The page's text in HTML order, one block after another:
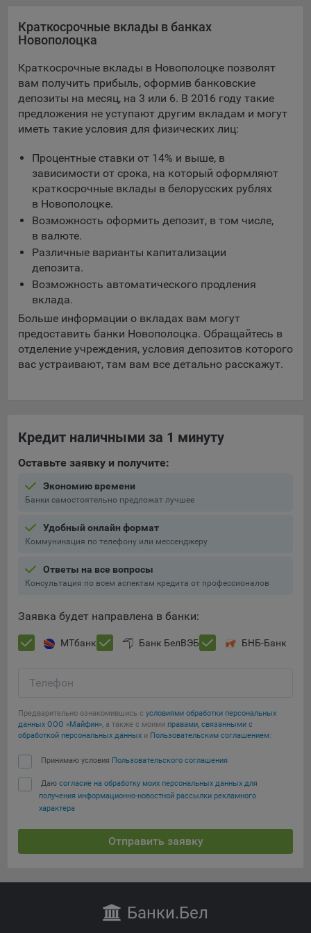
сервис показа контекстной рекламы. Адрес: Yandex
Europe AG, Werftestrasse 4, CH-6005 Luzern, Switzerland.
предоставляемый компанией Google Ireland Ltd, Gordon
House Barrow Street Dublin 4, D04E5W5 Ireland.
Сохранить мои изменения
Сохранить по умолчанию
Краткосрочные вклады в банках
Новополоцка
Краткосрочные вклады в Новополоцке позволят
вам получить прибыль, оформив банковские
депозиты на месяц, на 3 или 6. В 2016 году такие
предложения не уступают другим вкладам и могут
иметь такие условия для физических лиц:
Процентные ставки от 14% и выше, в
зависимости от срока, на который оформляют
краткосрочные вклады в белорусских рублях
в Новополоцке.
Возможность оформить депозит, в том числе,
в валюте.
Различные варианты капитализации
депозита.
Возможность автоматического продления
вклада.
Больше информации о вкладах вам могут
предоставить банки Новополоцка. Обращайтесь в
отделение учреждения, условия депозитов которого
вас устраивают, там вам все детально расскажут.
Кредит наличными за 1 минуту
Оставьте заявку и получите:
Экономию времени
Банки самостоятельно предложат лучшее
Удобный онлайн формат
Коммуникация по телефону или мессенджеру
Ответы на все вопросы
Консультация по всем аспектам кредита от профессионалов
Заявка будет направлена в банки:
МТбанк Банк БелВЭБ БНБ-Банк
Телефон
Предварительно ознакомившись с условиями обработки персональных
данных ООО «Майфин», а также с моими правами, связанными с
обработкой персональных данных и Пользовательским соглашением:
Принимаю условия Пользовательского соглашения
Даю согласие на обработку моих персональных данных для
получения информационно-новостной рассылки рекламного
характера
Отправить заявку
Банки.Бел